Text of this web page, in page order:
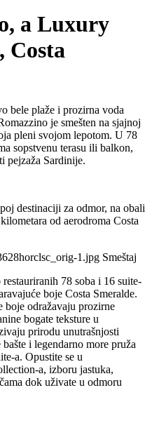
a Luxury
Costa
bele plaže i prozirna voda
je smešten na sjajnoj
pleni svojom lepotom. U 78
sopstvenu terasu ili balkon,
pejzaža Sardinije.
destinaciji za odmor, na obali
od aerodroma Costa
Smeštaj
78 soba i 16 suite-
boje Costa Smeralde.
boje odražavaju prozirne
bogate teksture u
prirodu unutrašnjosti
i legendarno more pruža
a. Opustite se u
a, izboru jastuka,
dok uživate u odmoru